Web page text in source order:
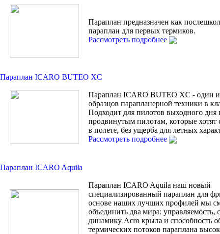
Параплан предназначен как
параплан для первых термиков.
Рассмотреть подробнее
Параплан ICARO BUTEO XC
Параплан ICARO BUTEO XC - один
образцов парапланерной техники в
Подходит для пилотов выходного дня
продвинутым пилотам, которые хотят
в полете, без ущерба для летных
Рассмотреть подробнее
Параплан ICARO Aquila
Параплан ICARO Aquila наш новый
специализированный параплан для
основе наших лучших профилей мы
объединить два мира: управляемость,
динамику Acro крыла и способность
термических потоков параплана